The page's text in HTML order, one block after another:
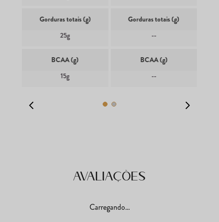
Gorduras totais (g)
25g
BCAA (g)
15g
Gorduras totais (g)
--
BCAA (g)
--
Avaliações
Carregando…